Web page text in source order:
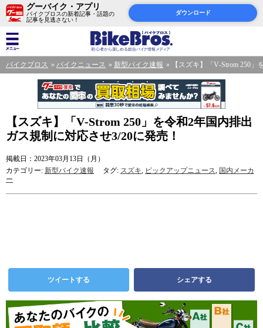
グーバイク・アプリ
バイクブロスの新着記事・話題の
記事を見逃さない！
ダウンロード
バイクブロス バイクニュース 新型バイク速報 【スズキ】「V‐Strom 250
【スズキ】「V‐Strom 250」を令和2年国内排出
ガス規制に対応させ3/20に発売！
掲載日：2023年03月13日（月）
カテゴリー: 新型バイク速報 タグ: スズキ, ピックアップニュース, 国内メーカ
ー
ツイートする シェアする